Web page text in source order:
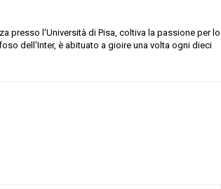
presso l'Università di Pisa, coltiva la passione per lo
dell'Inter, è abituato a gioire una volta ogni dieci